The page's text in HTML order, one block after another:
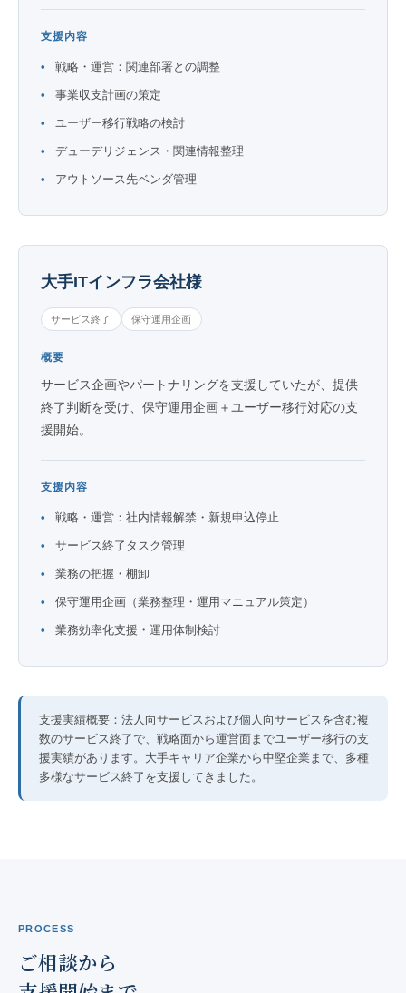
支援内容
戦略・運営：関連部署との調整
事業収支計画の策定
ユーザー移行戦略の検討
デューデリジェンス・関連情報整理
アウトソース先ベンダ管理
大手ITインフラ会社様
サービス終了 保守運用企画
概要
サービス企画やパートナリングを支援していたが、提供
終了判断を受け、保守運用企画＋ユーザー移行対応の支
援開始。
支援内容
戦略・運営：社内情報解禁・新規申込停止
サービス終了タスク管理
業務の把握・棚卸
保守運用企画（業務整理・運用マニュアル策定）
業務効率化支援・運用体制検討
支援実績概要： 法人向サービスおよび個人向サービスを含む複
数のサービス終了で、戦略面から運営面までユーザー移行の支
援実績があります。大手キャリア企業から中堅企業まで、多種
多様なサービス終了を支援してきました。
PROCESS
ご相談から